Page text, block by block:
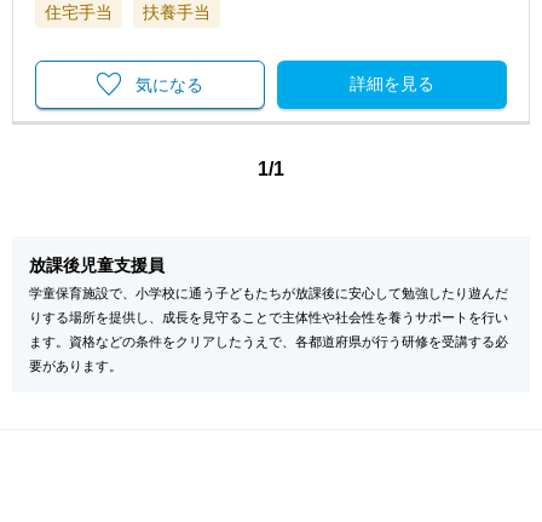
住宅手当
扶養手当
詳細を見る
気になる
1/1
放課後児童支援員
学童保育施設で、小学校に通う子どもたちが放課後に安心して勉強したり遊んだ
りする場所を提供し、成長を見守ることで主体性や社会性を養うサポートを行い
ます。資格などの条件をクリアしたうえで、各都道府県が行う研修を受講する必
要があります。